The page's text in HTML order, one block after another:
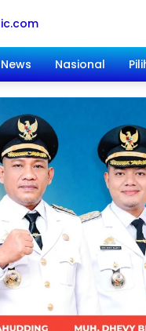
News Nasional